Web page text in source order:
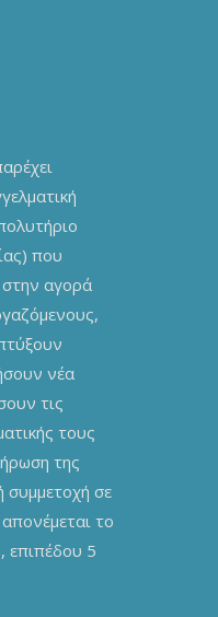
που
αγορά
νέα
τις
τους
της
συμμετοχή σε
το
επιπέδου 5